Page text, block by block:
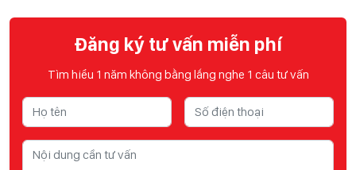
Đăng ký tư vấn miễn phí
Tìm hiểu 1 năm không bằng lắng nghe 1 câu tư vấn